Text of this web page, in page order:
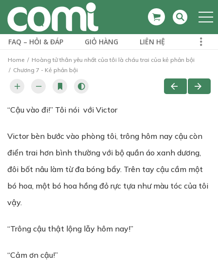
FAQ – HỎI & ĐÁP GIỎ HÀNG LIÊN HỆ
Home
Hoàng tử thân yêu nhất của tôi là cháu trai của kẻ phản bội
Chương 7 - Kẻ phản bội
“Cậu vào đi!” Tôi nói với Victor
Victor bèn bước vào phòng tôi, trông hôm nay cậu còn
điển trai hơn bình thường với bộ quần áo xanh dương,
đôi bốt nâu làm từ đa bóng bẩy. Trên tay cậu cầm một
bó hoa, một bó hoa hồng đỏ rực tựa như màu tóc của tôi
vậy.
“Trông cậu thật lộng lẫy hôm nay!”
“Cảm ơn cậu!”